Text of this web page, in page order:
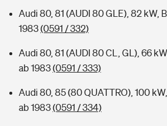
Audi 80, 81 (AUDI 80 GLE), 82 kW,
1983(0591 / 332)
Audi 80, 81 (AUDI 80 CL, GL), 66
ab 1983(0591 / 333)
Audi 80, 85 (80 QUATTRO), 100
ab 1983(0591 / 334)